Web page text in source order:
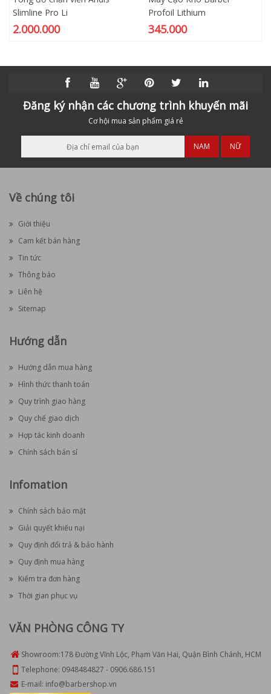
Slimline Pro Li
2.000.000
Profoil Lithium
345.000
Đăng ký nhận các chương trình khuyến mãi
Cơ hội mua sản phẩm giá rẻ
NAM NỮ
Về chúng tôi
Giới thiệu
Cam kết bán hàng
Tin tức
Thông báo
Liên hệ
Sitemap
Hướng dẫn
Hướng dẫn mua hàng
Hình thức thanh toán
Quy trình giao hàng
Quy chế giao dịch
Hợp tác kinh doanh
Chính sách bán sỉ
Infomation
Chính sách bảo mật
Giải quyết khiếu nại
Quy định đổi trả & bảo hành
Quy định mua hàng
Kiểm tra đơn hàng
Thời gian phục vụ
VĂN PHÒNG CÔNG TY
Showroom:178 Đường Vĩnh Lộc, Phạm Văn Hai, Quận Bình Chánh, HCM
Telephone: 0948484827 - 0906.686.151
E-mail: info@barbershop.vn